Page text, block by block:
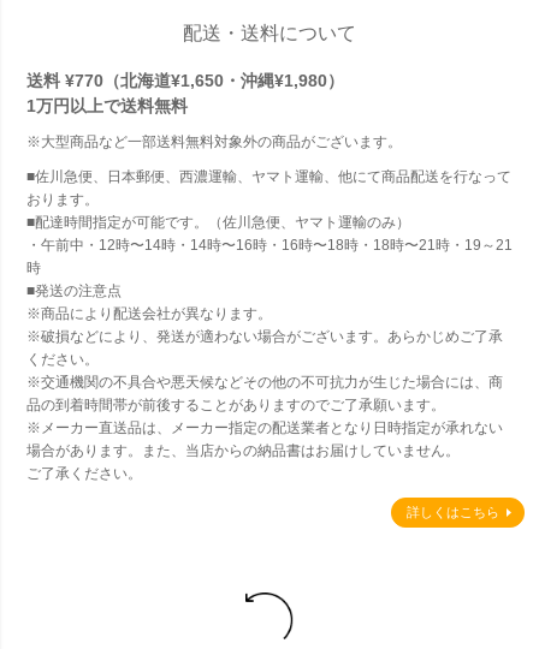
配送・送料について
送料 ¥770（北海道¥1,650・沖縄¥1,980）
1万円以上で送料無料
※大型商品など一部送料無料対象外の商品がございます。
■佐川急便、日本郵便、西濃運輸、ヤマト運輸、他にて商品配送を行なって
おります。
■配達時間指定が可能です。（佐川急便、ヤマト運輸のみ）
・午前中・12時〜14時・14時〜16時・16時〜18時・18時〜21時・19～21
時
■発送の注意点
※商品により配送会社が異なります。
※破損などにより、発送が適わない場合がございます。あらかじめご了承
ください。
※交通機関の不具合や悪天候などその他の不可抗力が生じた場合には、商
品の到着時間帯が前後することがありますのでご了承願います。
※メーカー直送品は、メーカー指定の配送業者となり日時指定が承れない
場合があります。また、当店からの納品書はお届けしていません。
ご了承ください。
詳しくはこちら